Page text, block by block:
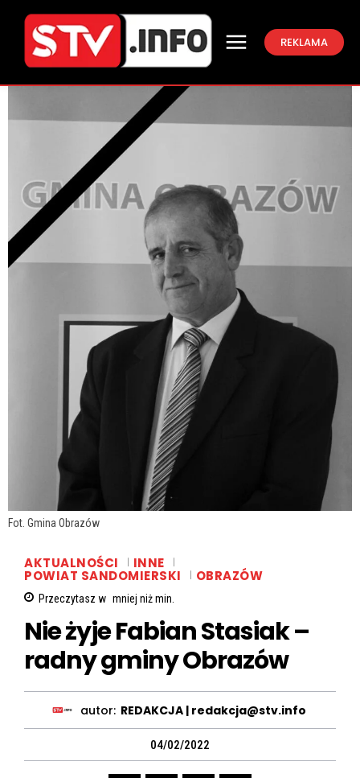
REKLAMA
Fot. Gmina Obrazów
AKTUALNOŚCI INNE
POWIAT SANDOMIERSKI OBRAZÓW
Przeczytasz w mniej niżmin.
Nie żyje Fabian Stasiak –
radny gminy Obrazów
autor: REDAKCJA | redakcja@stv.info
04/02/2022